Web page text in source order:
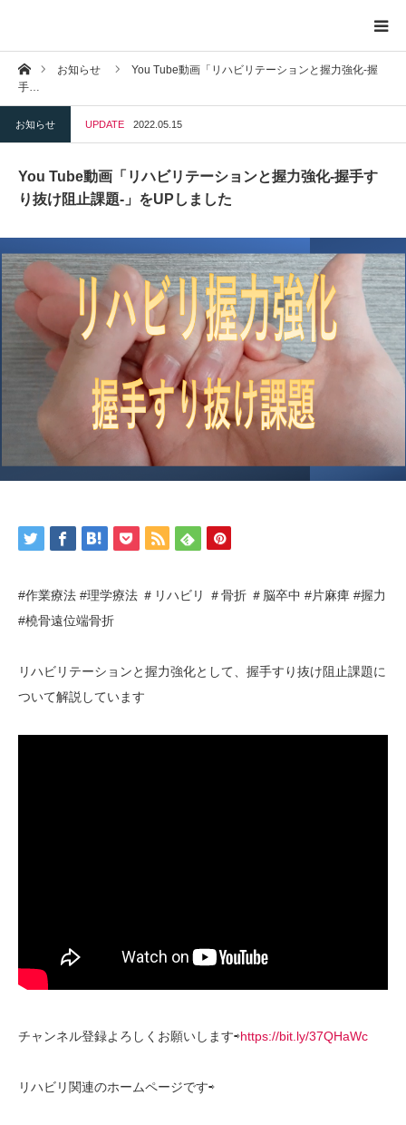
ホームお知らせ
You Tube動画「リハビリテーションと握力強化-握
手…
お知らせ UPDATE 2022.05.15
You Tube動画「リハビリテーションと握力強化-握手す
り抜け阻止課題-」をUPしました
#作業療法 #理学療法 ＃リハビリ ＃骨折 ＃脳卒中 #片麻痺 #握力
#橈骨遠位端骨折
リハビリテーションと握力強化として、握手すり抜け阻止課題に
ついて解説しています
チャンネル登録よろしくお願いします⇨https://bit.ly/37QHaWc
リハビリ関連のホームページです⇨
トップページ
プロフィール
お問い合わせ
お知らせ